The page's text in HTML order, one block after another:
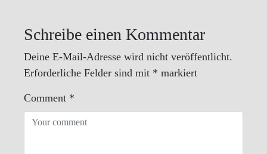
Schreibe einen Kommentar
Deine E-Mail-Adresse wird nicht veröffentlicht.
Erforderliche Felder sind mit * markiert
Comment *